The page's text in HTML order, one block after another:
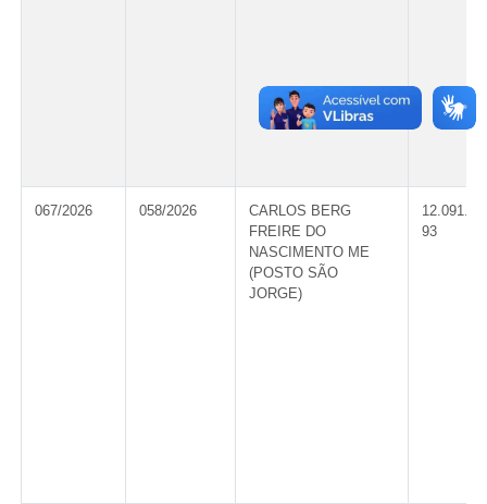
067/2026 058/2026
CARLOS BERG
FREIRE DO
NASCIMENTO ME
(POSTO SÃO
JORGE)
93